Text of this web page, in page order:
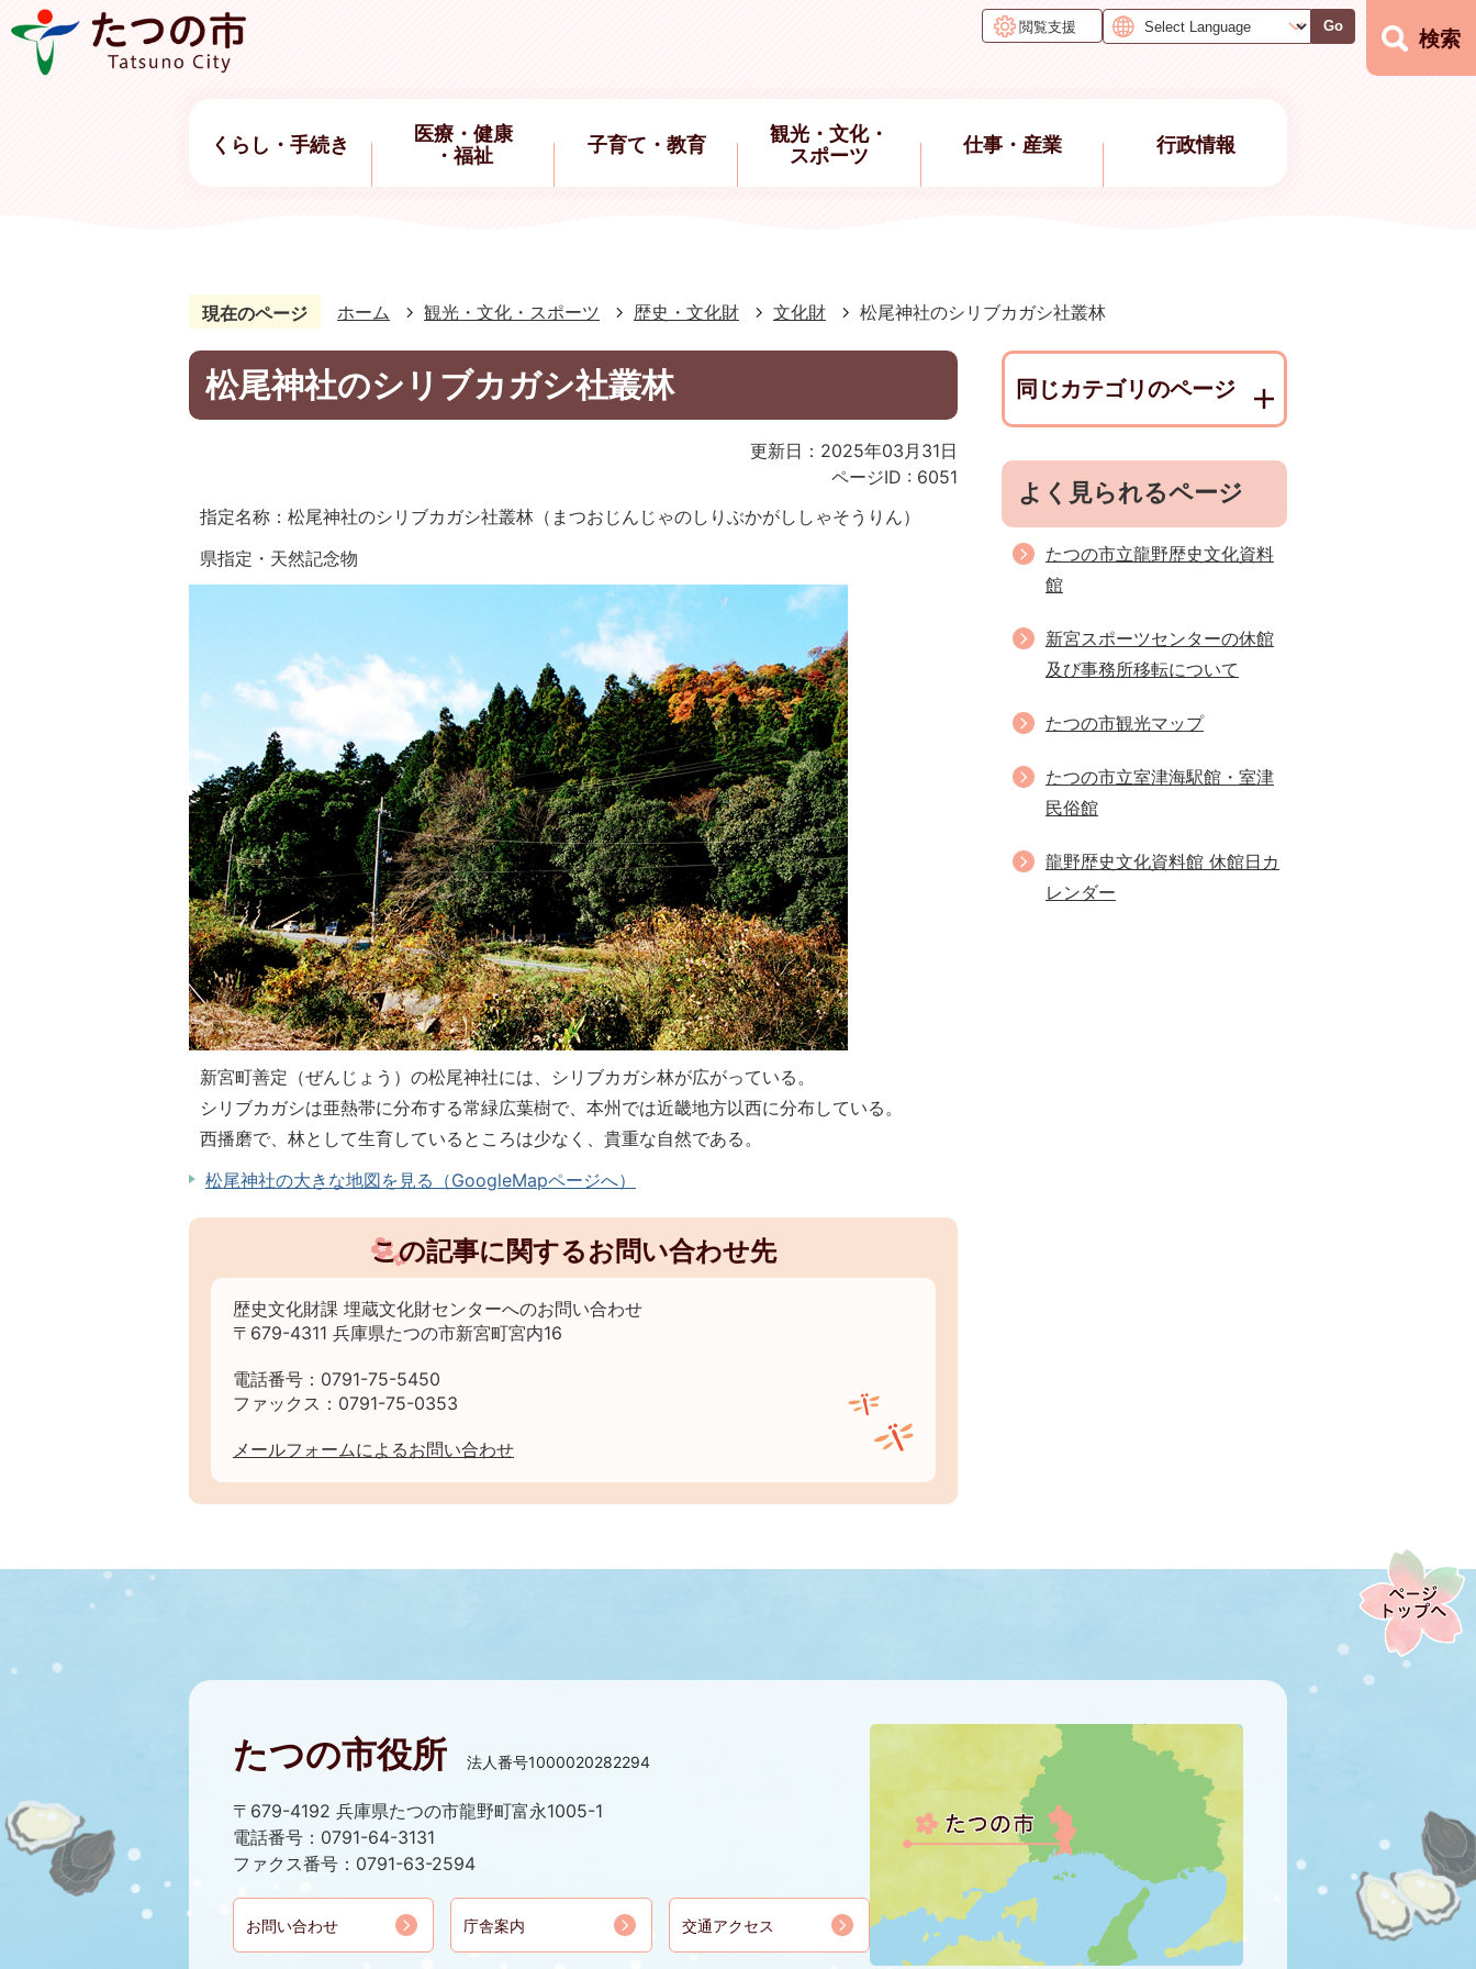
閲覧支援 Go
検索
くらし・手続き
医療・健康
・福祉
子育て・教育
観光・文化・
スポーツ
仕事・産業 行政情報
現在のページ ホーム 観光・文化・スポーツ 歴史・文化財 文化財 松尾神社のシリブカガシ社叢林
松尾神社のシリブカガシ社叢林
更新日：2025年03月31日
ページID : 6051
指定名称：松尾神社のシリブカガシ社叢林（まつおじんじゃのしりぶかがししゃそうりん）
県指定・天然記念物
新宮町善定（ぜんじょう）の松尾神社には、シリブカガシ林が広がっている。
シリブカガシは亜熱帯に分布する常緑広葉樹で、本州では近畿地方以西に分布している。
西播磨で、林として生育しているところは少なく、貴重な自然である。
松尾神社の大きな地図を見る（GoogleMapページへ）
この記事に関するお問い合わせ先
歴史文化財課 埋蔵文化財センターへのお問い合わせ
〒679-4311 兵庫県たつの市新宮町宮内16
電話番号：0791-75-5450
ファックス：0791-75-0353
メールフォームによるお問い合わせ
同じカテゴリのページ
よく見られるページ
たつの市立龍野歴史文化資料
館
新宮スポーツセンターの休館
及び事務所移転について
たつの市観光マップ
たつの市立室津海駅館・室津
民俗館
龍野歴史文化資料館 休館日カ
レンダー
たつの市役所 法人番号1000020282294
〒679-4192 兵庫県たつの市龍野町富永1005-1
電話番号：0791-64-3131
ファクス番号：0791-63-2594
お問い合わせ 庁舎案内 交通アクセス